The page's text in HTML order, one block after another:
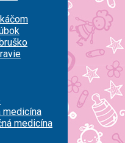
medicína
medicína